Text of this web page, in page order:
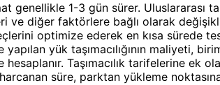
genellikle 1-3 gün sürer. Uluslararası
ve diğer faktörlere bağlı olarak
optimize ederek en kısa sürede
yük taşımacılığının maliyeti,
Taşımacılık tarifelerine ek
süre, parktan yükleme noktasına